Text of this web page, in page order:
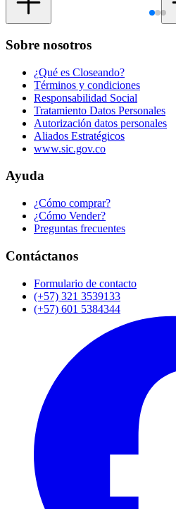
Sobre nosotros
¿Qué es Closeando?
Términos y condiciones
Responsabilidad Social
Tratamiento Datos Personales
Autorización datos personales
Aliados Estratégicos
www.sic.gov.co
Ayuda
¿Cómo comprar?
¿Cómo Vender?
Preguntas frecuentes
Contáctanos
Formulario de contacto
(+57) 321 3539133
(+57) 601 5384344